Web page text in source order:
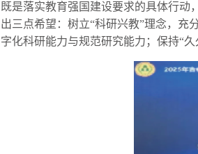
既是落实教育强国建设要求的具体行动
出三点希望：树立“科研兴教”理念，充
字化科研能力与规范研究能力；保持“